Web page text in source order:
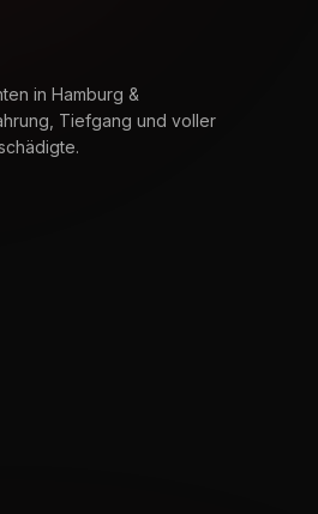
in Hamburg &
Tiefgang und voller